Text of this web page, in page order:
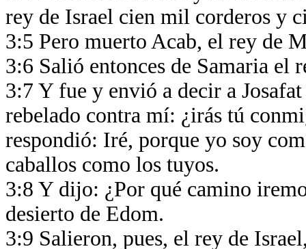
rey de Israel cien mil corderos y
3:5 Pero muerto Acab, el rey de
3:6 Salió entonces de Samaria el
3:7 Y fue y envió a decir a
rebelado contra mí: ¿irás tú
respondió: Iré, porque yo soy
caballos como los tuyos.
3:8 Y dijo: ¿Por qué camino
desierto de Edom.
3:9 Salieron, pues, el rey de